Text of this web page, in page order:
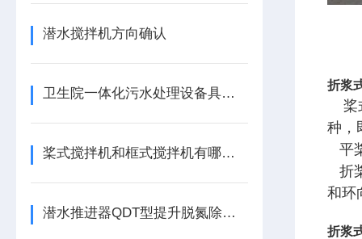
潜水搅拌机方向确认
卫生院一体化污水处理设备具有的污水处理工艺
桨式搅拌机和框式搅拌机有哪些区别
潜水推进器QDT型提升脱氮除磷效率的作用机制与优化策略
折浆
桨
种，
平
折
和环
折浆